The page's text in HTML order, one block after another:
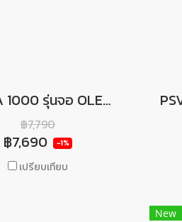
PSVITA 1000 รุ่นจอ OLED + 16 GB : CFW. V.3.68 + PKGJ สโตร์ดาวโหลดเกมฟรีในตัว
฿7,790
฿7,690 -1%
เปรียบเทียบ
New